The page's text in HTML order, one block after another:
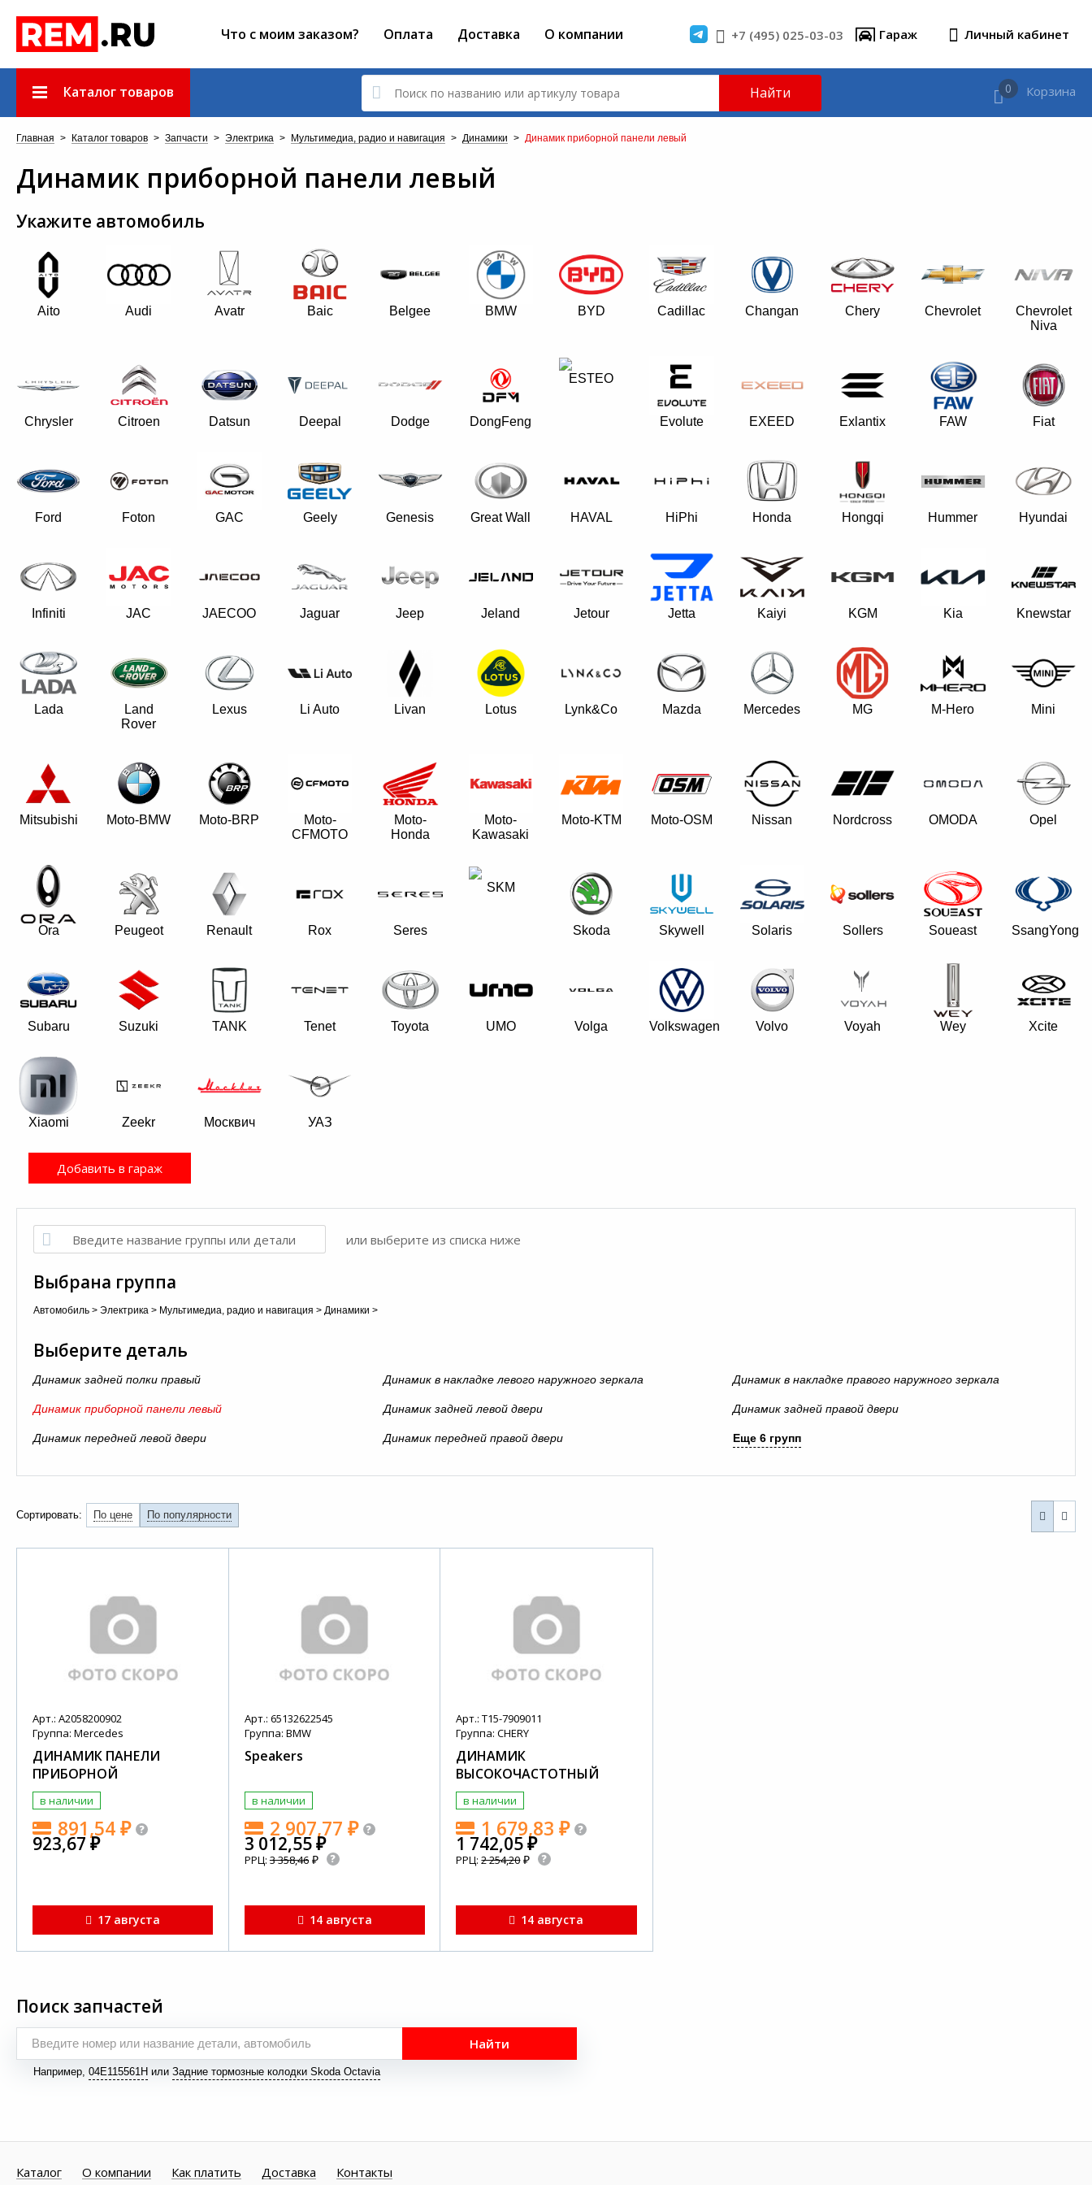
Что с моим заказом? Оплата Доставка О компании +7 (495) 025-03-03 Гараж Личный кабинет
Каталог товаров Найти 0 Корзина
Главная > Каталог товаров > Запчасти > Электрика > Мультимедиа, радио и навигация > Динамики > Динамик приборной панели левый
Динамик приборной панели левый
Укажите автомобиль
Aito Audi Avatr Baic Belgee BMW BYD Cadillac Changan Chery Chevrolet
Chevrolet
Niva
Chrysler Citroen Datsun Deepal Dodge DongFeng
ESTEO
Evolute EXEED Exlantix FAW Fiat
Ford Foton GAC Geely Genesis Great Wall HAVAL HiPhi Honda Hongqi Hummer Hyundai
Infiniti JAC JAECOO Jaguar Jeep Jeland Jetour Jetta Kaiyi KGM Kia Knewstar
Lada
Land
Rover
Lexus Li Auto Livan Lotus Lynk&Co Mazda Mercedes MG M-Hero Mini
Mitsubishi Moto-BMW Moto-BRP
Moto-
CFMOTO
Moto-
Honda
Moto-
Kawasaki
Moto-KTM Moto-OSM Nissan Nordcross OMODA Opel
Ora Peugeot Renault Rox Seres
SKM
Skoda Skywell Solaris Sollers Soueast SsangYong
Subaru Suzuki TANK Tenet Toyota UMO Volga Volkswagen Volvo Voyah Wey Xcite
Xiaomi Zeekr Москвич УАЗ
Добавить в гараж
или выберите из списка ниже
Выбрана группа
Автомобиль > Электрика > Мультимедиа, радио и навигация > Динамики >
Выберите деталь
Динамик задней полки правый Динамик в накладке левого наружного зеркала Динамик в накладке правого наружного зеркала
Динамик приборной панели левый Динамик задней левой двери Динамик задней правой двери
Динамик передней левой двери Динамик передней правой двери Еще 6 групп
Сортировать: По цене По популярности
Арт.: A2058200902
Группа: Mercedes
ДИНАМИК ПАНЕЛИ
ПРИБОРНОЙ
в наличии
891,54₽
923,67₽
17 августа
Арт.: 65132622545
Группа: BMW
Speakers
в наличии
2 907,77 ₽
3 012,55₽
РРЦ:3 358,46₽
14 августа
Арт.: T15-7909011
Группа: CHERY
ДИНАМИК
ВЫСОКОЧАСТОТНЫЙ
в наличии
1 679,83₽
1 742,05₽
РРЦ:2 254,20₽
14 августа
Поиск запчастей
Например, 04E115561H или Задние тормозные колодки Skoda Octavia
Найти
Каталог О компании Как платить Доставка Контакты